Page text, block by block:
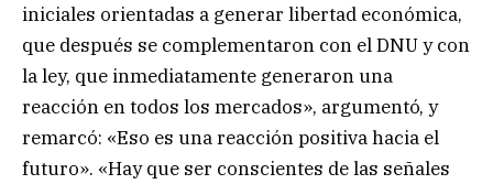
iniciales orientadas a generar libertad económica,
que después se complementaron con el DNU y con
la ley, que inmediatamente generaron una
reacción en todos los mercados», argumentó, y
remarcó: «Eso es una reacción positiva hacia el
futuro». «Hay que ser conscientes de las señales